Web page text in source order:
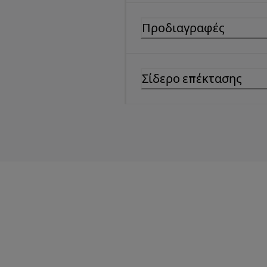
Προδιαγραφές
Σίδερο επέκτασης